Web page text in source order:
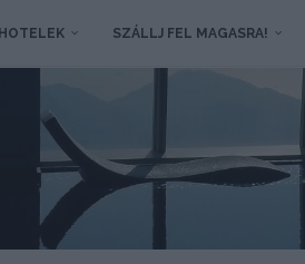
HOTELEK SZÁLLJ FEL MAGASRA!